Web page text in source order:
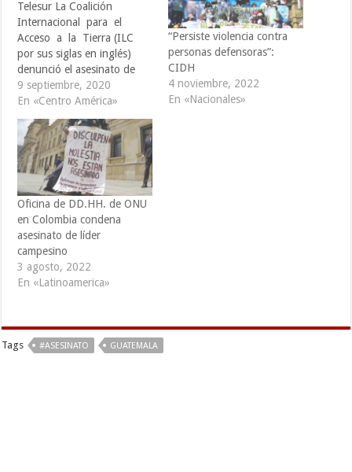
Telesur La Coalición
Internacional para el
Acceso a la Tierra (ILC
por sus siglas en inglés)
denunció el asesinato de
defensores de los derechos
de la tierra en Guatemala,
situación que calificó de
“grave”. A través de un
comunicado difundido este
miércoles, la ILC expresó
“preocupación por la grave
situación…
9 septiembre, 2020
En «Centro América»
“Persiste violencia contra
personas defensoras”:
CIDH
4 noviembre, 2022
En «Nacionales»
Oficina de DD.HH. de ONU
en Colombia condena
asesinato de líder
campesino
3 agosto, 2022
En «Latinoamerica»
Tags #ASESINATO GUATEMALA